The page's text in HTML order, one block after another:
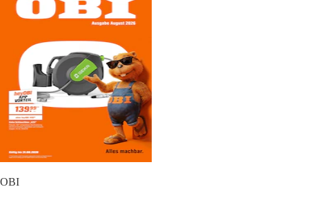
OBI